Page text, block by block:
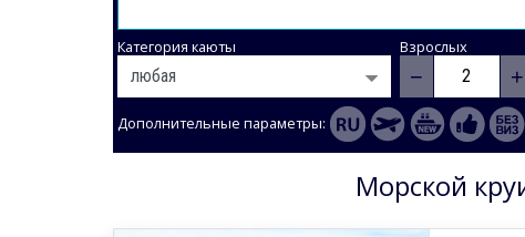
Категория каюты Взрослых
− +
Дополнительные параметры:
Морской